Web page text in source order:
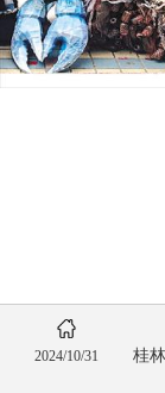
2024/10/31
桂